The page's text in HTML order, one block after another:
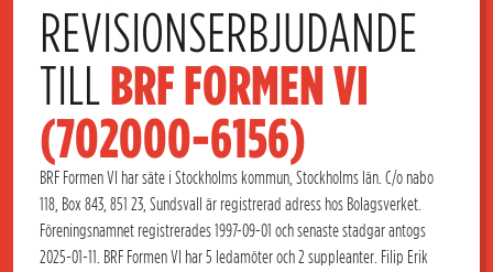
REVISIONSERBJUDANDE
TILL BRF FORMEN VI
(702000-6156)
BRF Formen VI har säte i Stockholms kommun, Stockholms län. C/o nabo
118, Box 843, 851 23, Sundsvall är registrerad adress hos Bolagsverket.
Föreningsnamnet registrerades 1997-09-01 och senaste stadgar antogs
2025-01-11. BRF Formen VI har 5 ledamöter och 2 suppleanter. Filip Erik